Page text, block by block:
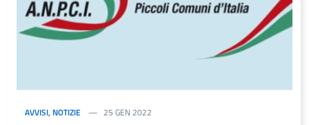
AVVISI, NOTIZIE 25 GEN 2022